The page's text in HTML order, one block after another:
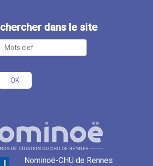
dans le site
Nominoë-CHU de Rennes